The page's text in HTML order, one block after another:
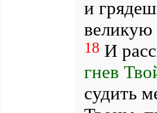
и
великую
18 И
гнев
судить